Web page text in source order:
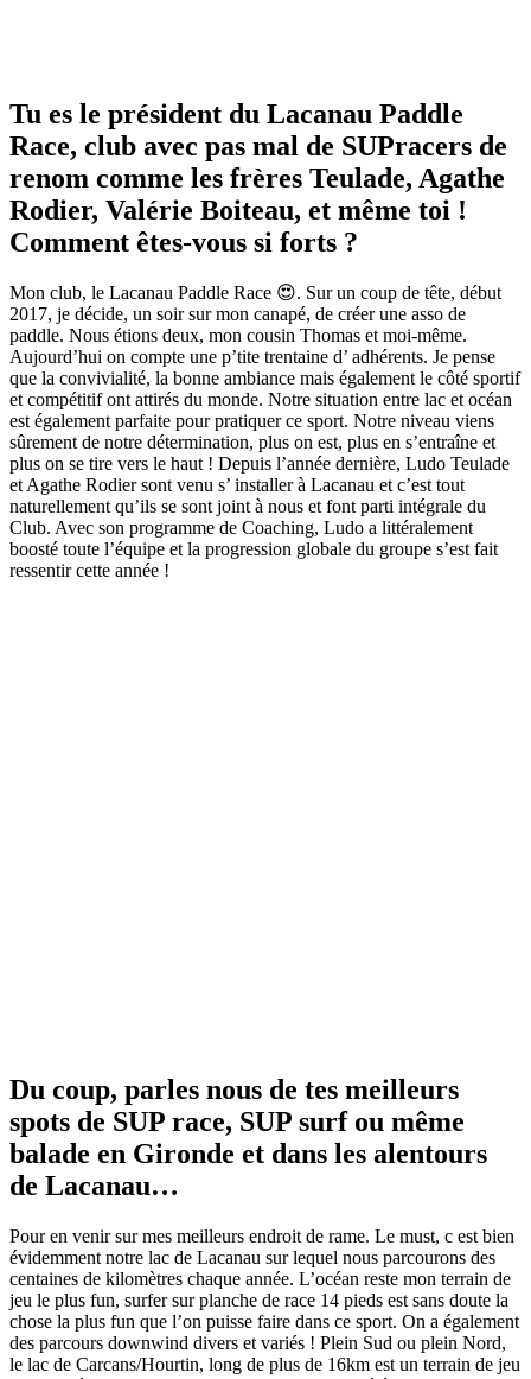
Tu es le président du Lacanau Paddle
Race, club avec pas mal de SUPracers de
renom comme les frères Teulade, Agathe
Rodier, Valérie Boiteau, et même toi !
Comment êtes-vous si forts ?
Mon club, le Lacanau Paddle Race 😍. Sur un coup de tête, début
2017, je décide, un soir sur mon canapé, de créer une asso de
paddle. Nous étions deux, mon cousin Thomas et moi-même.
Aujourd’hui on compte une p’tite trentaine d’ adhérents. Je pense
que la convivialité, la bonne ambiance mais également le côté sportif
et compétitif ont attirés du monde. Notre situation entre lac et océan
est également parfaite pour pratiquer ce sport. Notre niveau viens
sûrement de notre détermination, plus on est, plus en s’entraîne et
plus on se tire vers le haut ! Depuis l’année dernière, Ludo Teulade
et Agathe Rodier sont venu s’ installer à Lacanau et c’est tout
naturellement qu’ils se sont joint à nous et font parti intégrale du
Club. Avec son programme de Coaching, Ludo a littéralement
boosté toute l’équipe et la progression globale du groupe s’est fait
ressentir cette année !
Du coup, parles nous de tes meilleurs
spots de SUP race, SUP surf ou même
balade en Gironde et dans les alentours
de Lacanau…
Pour en venir sur mes meilleurs endroit de rame. Le must, c est bien
évidemment notre lac de Lacanau sur lequel nous parcourons des
centaines de kilomètres chaque année. L’océan reste mon terrain de
jeu le plus fun, surfer sur planche de race 14 pieds est sans doute la
chose la plus fun que l’on puisse faire dans ce sport. On a également
des parcours downwind divers et variés ! Plein Sud ou plein Nord,
le lac de Carcans/Hourtin, long de plus de 16km est un terrain de jeu